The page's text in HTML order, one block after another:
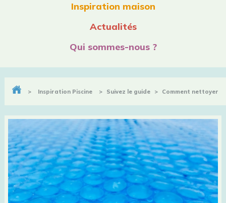
Inspiration maison
Actualités
Qui sommes-nous ?
> Inspiration Piscine > Suivez le guide > Comment nettoyer
et entretenir ma bâche à bulles ?